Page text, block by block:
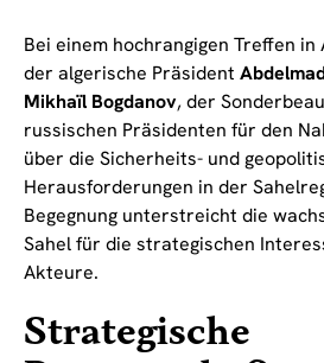
Bei einem hochrangigen Treffen
der algerische Präsident
Mikhaïl Bogdanov, der
russischen Präsidenten für den
über die Sicherheits- und
Herausforderungen in der
Begegnung unterstreicht die
Sahel für die strategischen
Akteure.
Strategische